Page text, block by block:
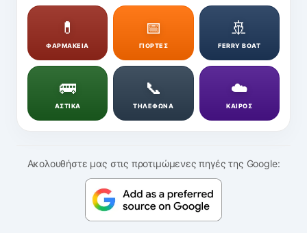
💊
ΦΑΡΜΑΚΕΙΑ
📅
ΓΙΟΡΤΕΣ
🚢
FERRY BOAT
🚌
ΑΣΤΙΚΑ
📞
ΤΗΛΕΦΩΝΑ
☁️
ΚΑΙΡΟΣ
Ακολουθήστε μας στις προτιμώμενες πηγές της Google: